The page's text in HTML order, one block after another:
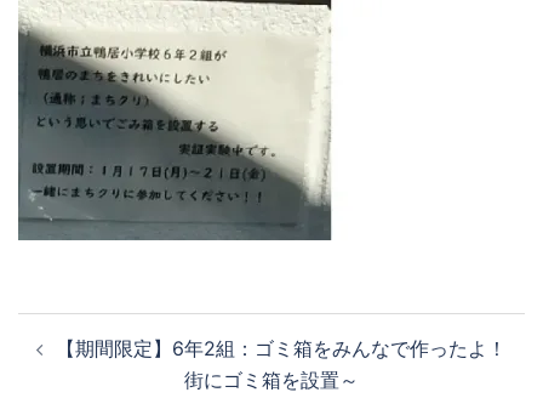
【期間限定】6年2組：ゴミ箱をみんなで作ったよ！
街にゴミ箱を設置～